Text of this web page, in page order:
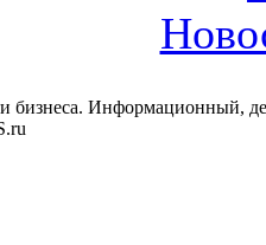
бизнеса. Информационный,